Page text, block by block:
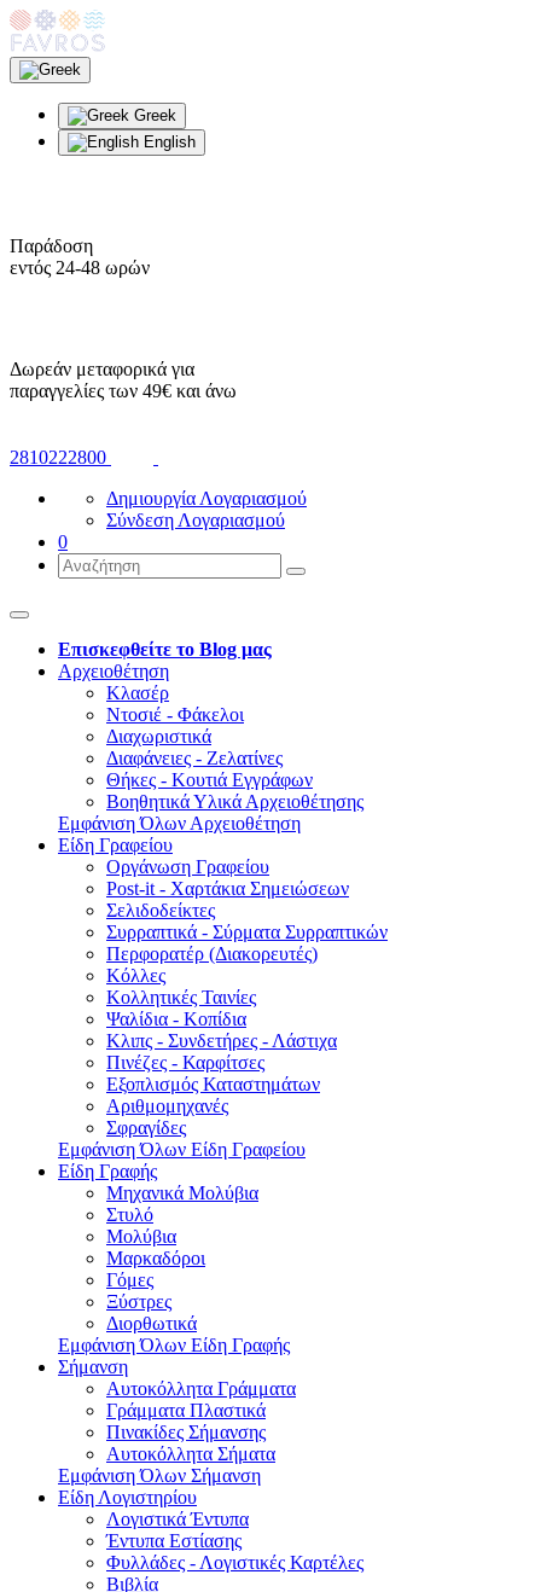
Greek
English
Παράδοση
εντός 24-48 ωρών
Δωρεάν μεταφορικά για
παραγγελίες των 49€ και άνω
2810222800
Δημιουργία Λογαριασμού
Σύνδεση Λογαριασμού
0
Επισκεφθείτε το Blog μας
Αρχειοθέτηση
Κλασέρ
Ντοσιέ - Φάκελοι
Διαχωριστικά
Διαφάνειες - Ζελατίνες
Θήκες - Κουτιά Εγγράφων
Βοηθητικά Υλικά Αρχειοθέτησης
Εμφάνιση Όλων Αρχειοθέτηση
Είδη Γραφείου
Οργάνωση Γραφείου
Post-it - Χαρτάκια Σημειώσεων
Σελιδοδείκτες
Συρραπτικά - Σύρματα Συρραπτικών
Περφορατέρ (Διακορευτές)
Κόλλες
Κολλητικές Ταινίες
Ψαλίδια - Κοπίδια
Κλιπς - Συνδετήρες - Λάστιχα
Πινέζες - Καρφίτσες
Εξοπλισμός Καταστημάτων
Αριθμομηχανές
Σφραγίδες
Εμφάνιση Όλων Είδη Γραφείου
Είδη Γραφής
Μηχανικά Μολύβια
Στυλό
Μολύβια
Μαρκαδόροι
Γόμες
Ξύστρες
Διορθωτικά
Εμφάνιση Όλων Είδη Γραφής
Σήμανση
Αυτοκόλλητα Γράμματα
Γράμματα Πλαστικά
Πινακίδες Σήμανσης
Αυτοκόλλητα Σήματα
Εμφάνιση Όλων Σήμανση
Είδη Λογιστηρίου
Λογιστικά Έντυπα
Έντυπα Εστίασης
Φυλλάδες - Λογιστικές Καρτέλες
Βιβλία